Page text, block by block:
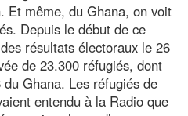
Et même, du Ghana, on voit
Depuis le début de ce
résultats électoraux le 26
de 23.300 réfugiés, dont
Ghana. Les réfugiés de
entendu à la Radio que